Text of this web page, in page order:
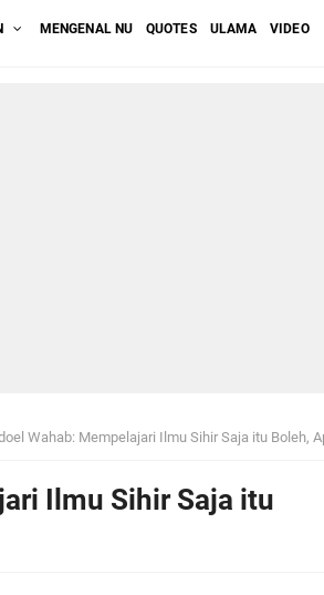
MENGENAL NU QUOTES ULAMA VIDEO
Wahab: Mempelajari Ilmu Sihir Saja itu Boleh,
Ilmu Sihir Saja itu